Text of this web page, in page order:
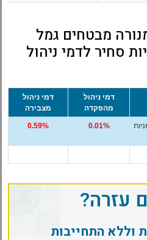
מבטחים גמל
סחיר לדמי ניהול
דמי ניהול
מהפקדה
דמי ניהול
מצבירה
0.01%
0.59%
עזרה?
וללא התחייבות